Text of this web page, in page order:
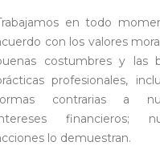
en todo
con los valores
costumbres y las
profesionales,
contrarias a
financieros;
lo demuestran.